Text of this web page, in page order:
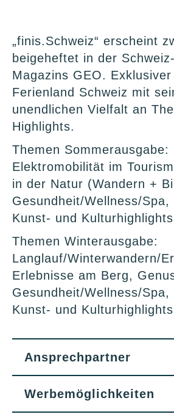
„finis.Schweiz“ erscheint
beigeheftet in der
Magazins GEO.
Ferienland Schweiz mit
unendlichen Vielfalt an
Highlights.
Themen Sommerausgabe:
Elektromobilität im
in der Natur (Wandern +
Gesundheit/Wellness/Spa,
Kunst- und Kulturhighlights
Themen Winterausgabe:
Langlauf/Winterwandern/
Erlebnisse am Berg,
Gesundheit/Wellness/Spa,
Kunst- und Kulturhighlights
Ansprechpartner
Werbemöglichkeiten